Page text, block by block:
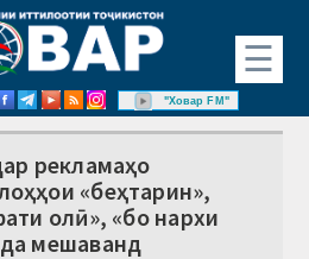
☰
"Ховар FM"
рекламаҳо
«беҳтарин»,
олӣ», «бо нархи
мешаванд